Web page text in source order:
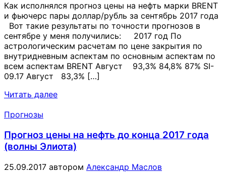
Как исполнялся прогноз цены на нефть марки BRENT
и фьючерс пары доллар/рубль за сентябрь 2017 года
Вот такие результаты по точности прогнозов в
сентябре у меня получились: 2017 год По
астрологическим расчетам по цене закрытия по
внутридневным аспектам по основным аспектам по
всем аспектам BRENT Август 93,3% 84,8% 87% SI-
09.17 Август 83,3% […]
Читать далее
Прогнозы
Прогноз цены на нефть до конца 2017 года
(волны Элиота)
25.09.2017 автором Александр Маслов